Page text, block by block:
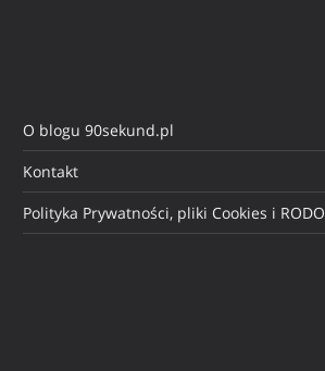
O blogu 90sekund.pl
Kontakt
Polityka Prywatności, pliki Cookies i RODO